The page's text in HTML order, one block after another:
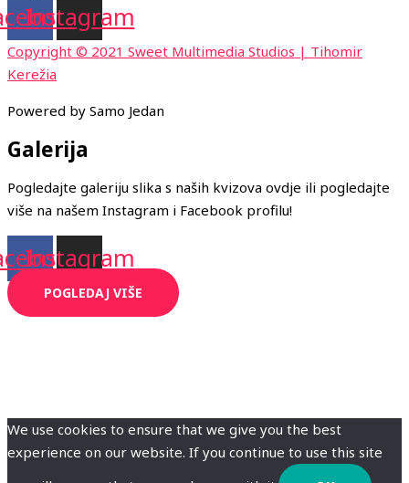
Instagram
Copyright © 2021 Sweet Multimedia Studios | Tihomir
Kerežia
Powered by Samo Jedan
Galerija
Pogledajte galeriju slika s naših kvizova ovdje ili pogledajte
više na našem Instagram i Facebook profilu!
Instagram
POGLEDAJ VIŠE
We use cookies to ensure that we give you the best
experience on our website. If you continue to use this site